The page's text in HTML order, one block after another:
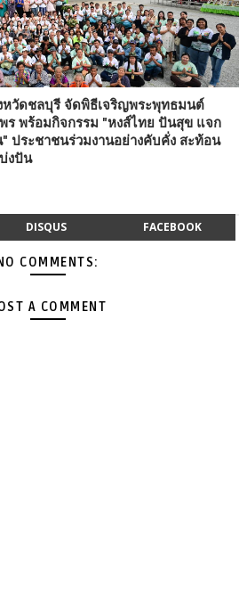
หวัดชลบุรี จัดพิธีเจริญพระพุทธมนต์
ร พร้อมกิจกรรม "หงส์ไทย ปันสุข แจก
ประชาชนร่วมงานอย่างคับคั่ง สะท้อน
งปัน
DISQUS FACEBOOK
COMMENTS:
A COMMENT